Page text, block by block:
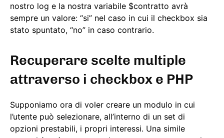
nostro log e la nostra variabile $contratto avrà
sempre un valore: “si” nel caso in cui il checkbox sia
stato spuntato, “no” in caso contrario.
Recuperare scelte multiple
attraverso i checkbox e PHP
Supponiamo ora di voler creare un modulo in cui
l’utente può selezionare, all’interno di un set di
opzioni prestabili, i propri interessi. Una simile